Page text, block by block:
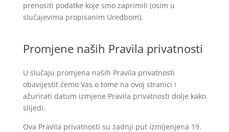
prenositi podatke koje smo zaprimili (osim u
slučajevima propisanim Uredbom).
Promjene naših Pravila privatnosti
U slučaju promjena naših Pravila privatnosti
obavijestit ćemo Vas o tome na ovoj stranici i
ažurirati datum izmjene Pravila privatnosti dolje kako
slijedi.
Ova Pravila privatnosti su zadnji put izmijenjena 19.